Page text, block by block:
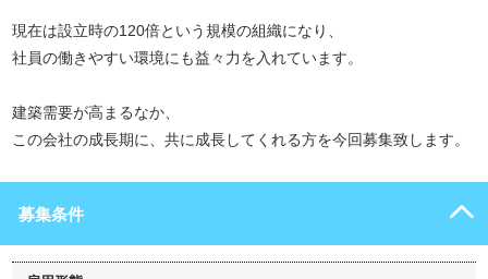
現在は設立時の120倍という規模の組織になり、
社員の働きやすい環境にも益々力を入れています。
建築需要が高まるなか、
この会社の成長期に、共に成長してくれる方を今回募集致します。
募集条件